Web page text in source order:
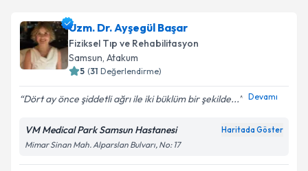
Uzm. Dr. Ayşegül Başar
Fiziksel Tıp ve Rehabilitasyon
Samsun, Atakum
5 (31 Değerlendirme)
Dört ay önce şiddetli ağrı ile iki büklüm bir şekilde... Devamı
VM Medical Park Samsun Hastanesi Haritada Göster
Mimar Sinan Mah. Alparslan Bulvarı, No: 17